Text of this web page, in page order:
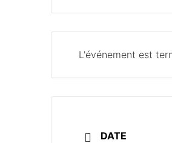
L'événement est
DATE